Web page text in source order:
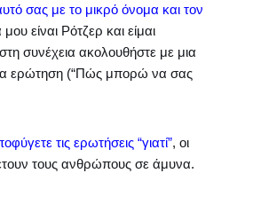
σας με το μικρό όνομα και τον
είναι Ρότζερ και είμαι
συνέχεια ακολουθήστε με μια
ερώτηση (“Πώς μπορώ να σας
τις ερωτήσεις “γιατί”, οι
τους ανθρώπους σε άμυνα.